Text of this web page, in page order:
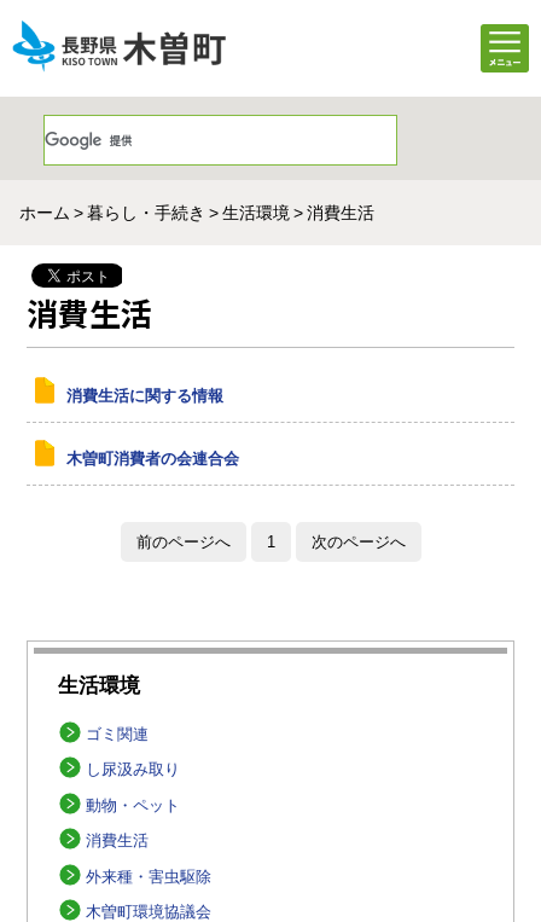
ホーム 暮らし・手続き 生活環境 消費生活
生活環境
ゴミ関連
し尿汲み取り
動物・ペット
消費生活
外来種・害虫駆除
木曽町環境協議会
消費生活
消費生活に関する情報
木曽町消費者の会連合会
前のページへ 1 次のページへ